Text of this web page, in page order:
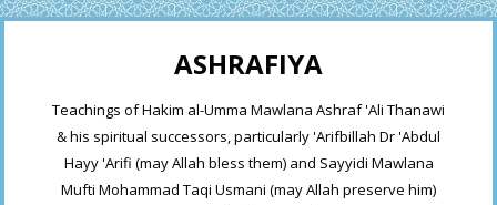
ASHRAFIYA
Teachings of Hakim al-Umma Mawlana Ashraf 'Ali Thanawi
& his spiritual successors, particularly 'Arifbillah Dr 'Abdul
Hayy 'Arifi (may Allah bless them) and Sayyidi Mawlana
Mufti Mohammad Taqi Usmani (may Allah preserve him)